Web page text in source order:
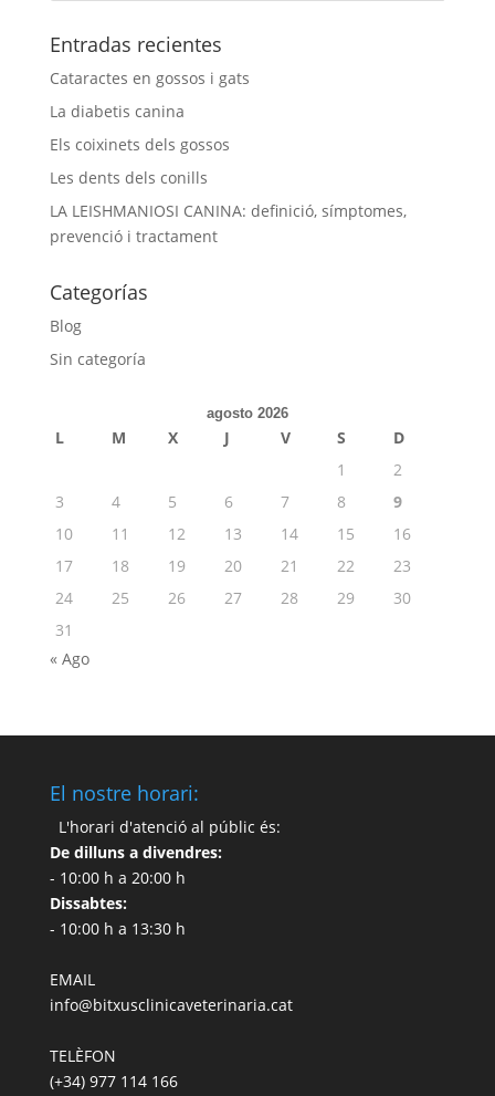
Entradas recientes
Cataractes en gossos i gats
La diabetis canina
Els coixinets dels gossos
Les dents dels conills
LA LEISHMANIOSI CANINA: definició, símptomes,
prevenció i tractament
Categorías
Blog
Sin categoría
agosto 2026
L M X J V S
D
1
2
3
4 5 6 7 8
9
10
11 12 13 14 15
16
17
18 19 20 21 22
23
24
25 26 27 28 29
30
31
« Ago
El nostre horari:
L'horari d'atenció al públic és:
De dilluns a divendres:
- 10:00 h a 20:00 h
Dissabtes:
- 10:00 h a 13:30 h
EMAIL
info@bitxusclinicaveterinaria.cat
TELÈFON
(+34) 977 114 166